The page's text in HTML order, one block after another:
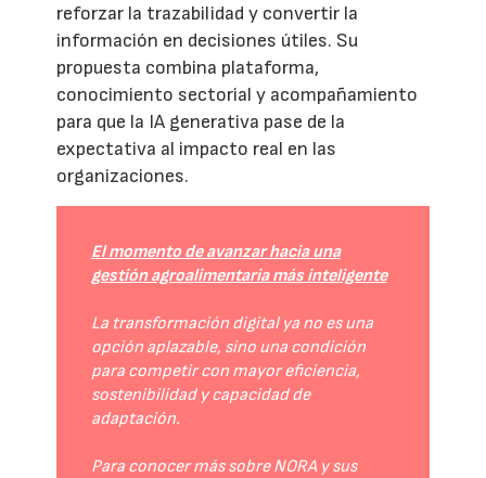
reforzar la trazabilidad y convertir la
información en decisiones útiles. Su
propuesta combina plataforma,
conocimiento sectorial y acompañamiento
para que la IA generativa pase de la
expectativa al impacto real en las
organizaciones.
El momento de avanzar hacia una
gestión agroalimentaria más inteligente
La transformación digital ya no es una
opción aplazable, sino una condición
para competir con mayor eficiencia,
sostenibilidad y capacidad de
adaptación.
Para conocer más sobre NORA y sus